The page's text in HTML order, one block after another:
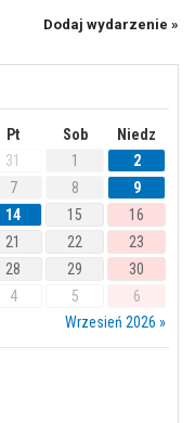
Dodaj wydarzenie »
Pt Sob
Niedz
31 1
2
7 8
9
14 15
16
21 22
23
28 29
30
4 5
6
Wrzesień 2026 »